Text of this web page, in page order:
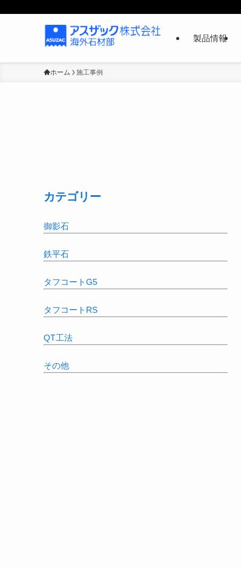
製品情報
ホーム 施工事例
カテゴリー
御影石
鉄平石
タフコートG5
タフコートRS
QT工法
その他